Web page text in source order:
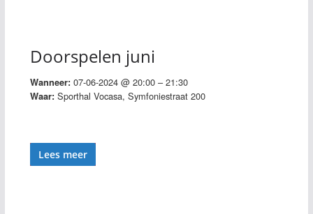
Doorspelen juni
Wanneer: 07-06-2024 @ 20:00 – 21:30
Waar: Sporthal Vocasa, Symfoniestraat 200
Lees meer